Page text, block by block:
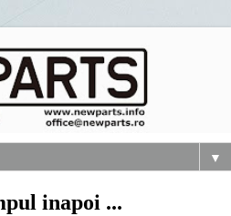
▼
inapoi ...